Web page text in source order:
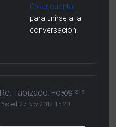
Crear cuenta
para unirse a la
conversación.
Re: Tapizado. Fotos
Posted: 27 Nov 2012 15:20
#101319